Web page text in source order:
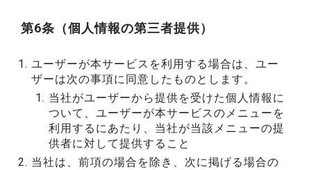
第6条（個人情報の第三者提供）
ユーザーが本サービスを利用する場合は、ユー
ザーは次の事項に同意したものとします。
当社がユーザーから提供を受けた個人情報に
ついて、ユーザーが本サービスのメニューを
利用するにあたり、当社が当該メニューの提
供者に対して提供すること
当社は、前項の場合を除き、次に掲げる場合の